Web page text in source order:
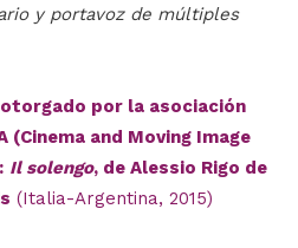
y portavoz de múltiples
por la asociación
(Cinema and Moving Image
Il solengo, de Alessio Rigo de
(Italia-Argentina, 2015)